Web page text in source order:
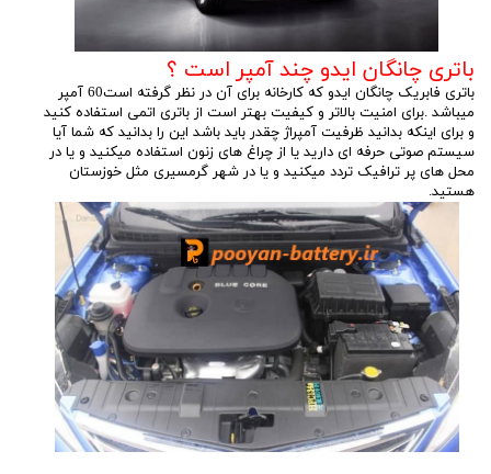
باتری چانگان ایدو چند آمپر است ؟
باتری فابریک چانگان ایدو که کارخانه برای آن در نظر گرفته است60 آمپر
میباشد .برای امنیت بالاتر و کیفیت بهتر است از باتری اتمی استفاده کنید
و برای اینکه بدانید ظرفیت آمپراژ چقدر باید باشد این را بدانید که شما آیا
سیستم صوتی حرفه ای دارید یا از چراغ های زنون استفاده میکنید و یا در
محل های پر ترافیک تردد میکنید و یا در شهر گرمسیری مثل خوزستان
هستید.